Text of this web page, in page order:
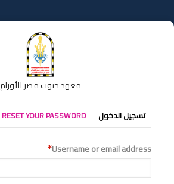
إلى
المحتوى
معهد جنوب مصر للأورام
التبويبات
الأساسية
تسجيل الدخول RESET YOUR PASSWORD
Username or email address